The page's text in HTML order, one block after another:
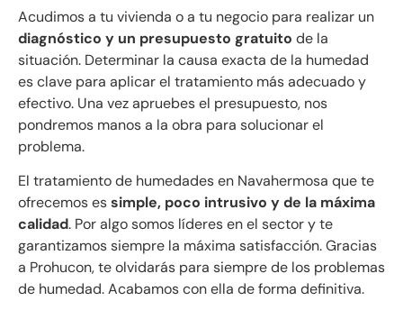
Acudimos a tu vivienda o a tu negocio para realizar un
diagnóstico y un presupuesto gratuito de la
situación. Determinar la causa exacta de la humedad
es clave para aplicar el tratamiento más adecuado y
efectivo. Una vez apruebes el presupuesto, nos
pondremos manos a la obra para solucionar el
problema.
El tratamiento de humedades en Navahermosa que te
ofrecemos essimple, poco intrusivo y de la máxima
calidad. Por algo somos líderes en el sector y te
garantizamos siempre la máxima satisfacción. Gracias
a Prohucon, te olvidarás para siempre de los problemas
de humedad. Acabamos con ella de forma definitiva.